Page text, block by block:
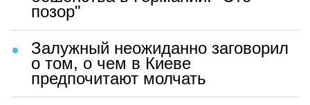
позор"
Залужный неожиданно заговорил
о том, о чем в Киеве
предпочитают молчать